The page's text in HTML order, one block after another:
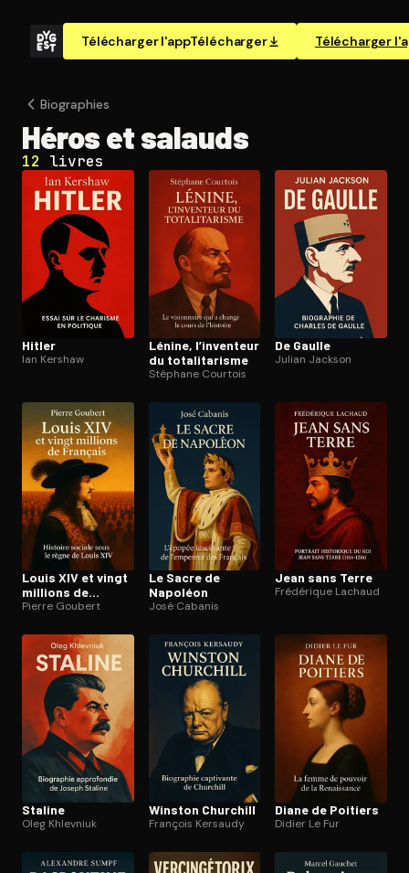
Télécharger l'appTélécharger Télécharger
Ouvre l'app Appareil photo, pointe sur le code. C'est gratuit à
Biographies
Héros et salauds
12 livres
Hitler
Ian Kershaw
Lénine, l’inventeur
du to­ta­li­ta­risme
Stéphane Courtois
De Gaulle
Julian Jackson
Louis XIV et vingt
millions de
Français
Pierre Goubert
Le Sacre de
Napoléon
José Cabanis
Jean sans Terre
Frédérique Lachaud
Staline
Oleg Khlevniuk
Winston Churchill
François Kersaudy
Diane de Poitiers
Didier Le Fur